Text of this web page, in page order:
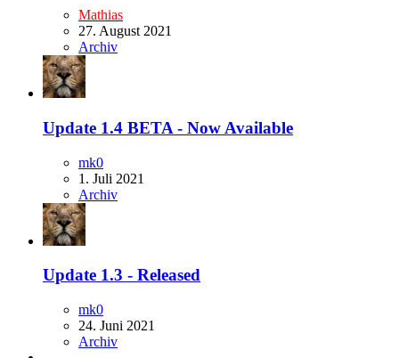
Mathias
27. August 2021
Archiv
Update 1.4 BETA - Now Available
mk0
1. Juli 2021
Archiv
Update 1.3 - Released
mk0
24. Juni 2021
Archiv